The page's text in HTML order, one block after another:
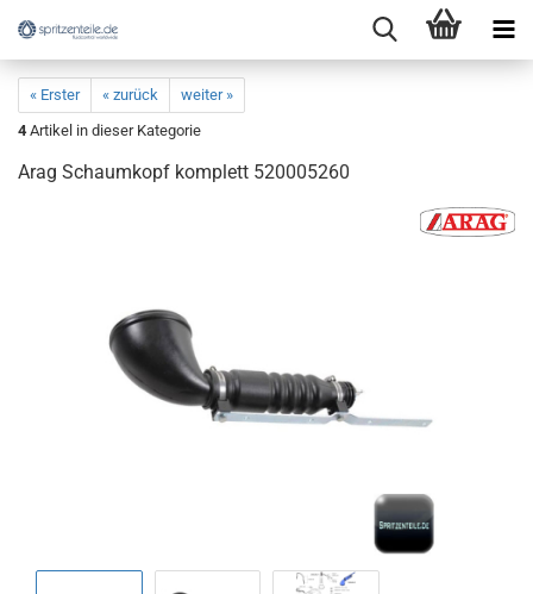
« Erster « zurück
weiter »
4 Artikel in dieser Kategorie
Arag Schaumkopf komplett 520005260